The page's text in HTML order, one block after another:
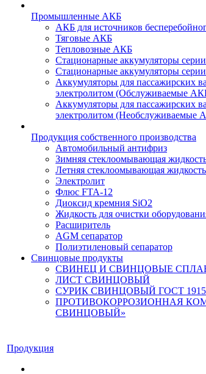
Промышленные АКБ
АКБ для источников
Тяговые АКБ
Тепловозные АКБ
Стационарные аккумуляторы
Стационарные аккумуляторы
Аккумуляторы для пассажирских
электролитом (Обслуживаемые
Аккумуляторы для пассажирских
электролитом (Необслуживаемые
Продукция собственного производства
Автомобильный антифриз
Зимняя стеклоомывающая
Летняя стеклоомывающая
Электролит
Флюс FTA-12
Диоксид кремния SiO2
Жидкость для очистки
Расширитель
AGM сепаратор
Полиэтиленовый сепаратор
Свинцовые продукты
СВИНЕЦ И СВИНЦОВЫЕ
ЛИСТ СВИНЦОВЫЙ
СУРИК СВИНЦОВЫЙ ГОСТ
ПРОТИВОКОРРОЗИОННАЯ
СВИНЦОВЫЙ»
Продукция